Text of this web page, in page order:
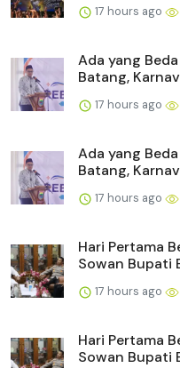
17 hours ago
Ada yang
Batang,
17 hours ago
Ada yang
Batang,
17 hours ago
Hari Pertama
Sowan Bupati
17 hours ago
Hari Pertama
Sowan Bupati